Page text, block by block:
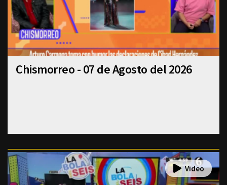
Chismorreo - 07 de Agosto del 2026